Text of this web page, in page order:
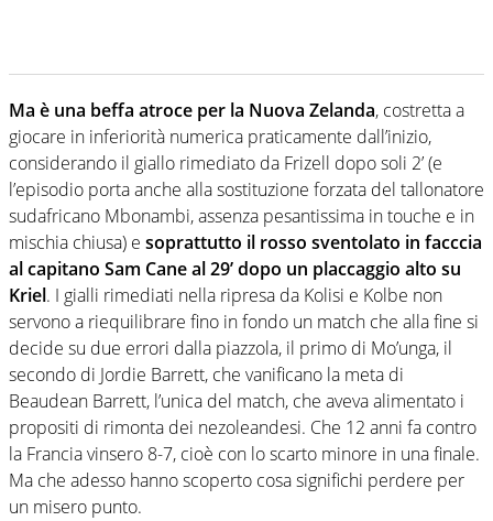
Ma è una beffa atroce per la Nuova Zelanda, costretta a
giocare in inferiorità numerica praticamente dall’inizio,
considerando il giallo rimediato da Frizell dopo soli 2’ (e
l’episodio porta anche alla sostituzione forzata del tallonatore
sudafricano Mbonambi, assenza pesantissima in touche e in
mischia chiusa) e soprattutto il rosso sventolato in facccia
al capitano Sam Cane al 29’ dopo un placcaggio alto su
Kriel. I gialli rimediati nella ripresa da Kolisi e Kolbe non
servono a riequilibrare fino in fondo un match che alla fine si
decide su due errori dalla piazzola, il primo di Mo’unga, il
secondo di Jordie Barrett, che vanificano la meta di
Beaudean Barrett, l’unica del match, che aveva alimentato i
propositi di rimonta dei nezoleandesi. Che 12 anni fa contro
la Francia vinsero 8-7, cioè con lo scarto minore in una finale.
Ma che adesso hanno scoperto cosa significhi perdere per
un misero punto.